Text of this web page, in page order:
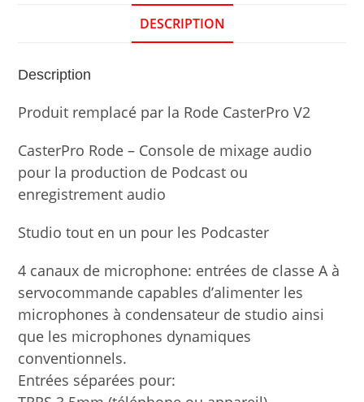
DESCRIPTION
Description
Produit remplacé par la Rode CasterPro V2
CasterPro Rode – Console de mixage audio
pour la production de Podcast ou
enregistrement audio
Studio tout en un pour les Podcaster
4 canaux de microphone: entrées de classe A à
servocommande capables d’alimenter les
microphones à condensateur de studio ainsi
que les microphones dynamiques
conventionnels.
Entrées séparées pour: